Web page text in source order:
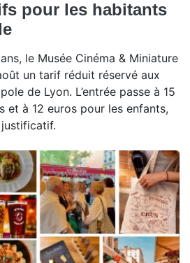
pour les habitants
le Musée Cinéma & Miniature
un tarif réduit réservé aux
de Lyon. L’entrée passe à 15
et à 12 euros pour les enfants,
justificatif.